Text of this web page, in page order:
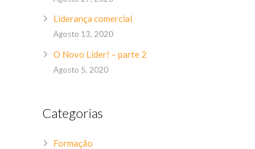
Liderança comercial
Agosto 13, 2020
O Novo Líder! – parte 2
Agosto 5, 2020
Categorias
Formação